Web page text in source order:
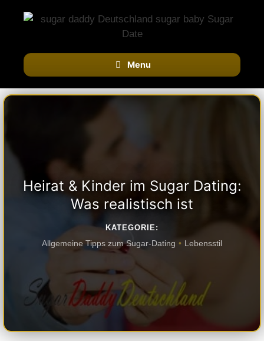
Menu
Heirat & Kinder im Sugar Dating:
Was realistisch ist
KATEGORIE:
Allgemeine Tipps zum Sugar-Dating
Lebensstil